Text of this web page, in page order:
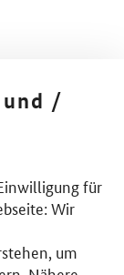
/
für
Wir
um